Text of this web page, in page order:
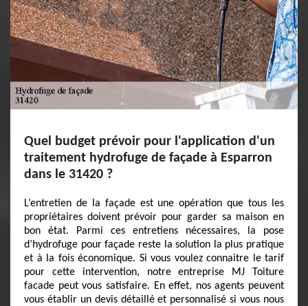
Quel budget prévoir pour l'application d'un
traitement hydrofuge de façade à Esparron
dans le 31420 ?
L’entretien de la façade est une opération que tous les
propriétaires doivent prévoir pour garder sa maison en
bon état. Parmi ces entretiens nécessaires, la pose
d’hydrofuge pour façade reste la solution la plus pratique
et à la fois économique. Si vous voulez connaitre le tarif
pour cette intervention, notre entreprise MJ Toiture
facade peut vous satisfaire. En effet, nos agents peuvent
vous établir un devis détaillé et personnalisé si vous nous